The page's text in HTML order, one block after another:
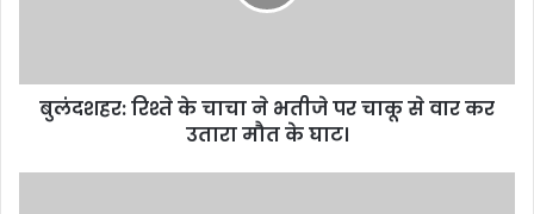
बुलंदशहर: रिश्ते के चाचा ने भतीजे पर चाकू से वार कर
उतारा मौत के घाट।